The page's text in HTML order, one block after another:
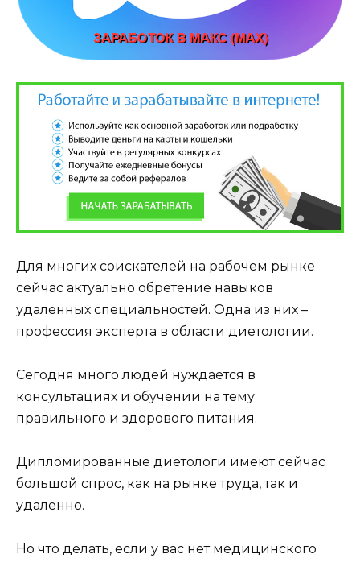
Для многих соискателей на рабочем рынке
сейчас актуально обретение навыков
удаленных специальностей. Одна из них –
профессия эксперта в области диетологии.
Сегодня много людей нуждается в
консультациях и обучении на тему
правильного и здорового питания.
Дипломированные диетологи имеют сейчас
большой спрос, как на рынке труда, так и
удаленно.
Но что делать, если у вас нет медицинского